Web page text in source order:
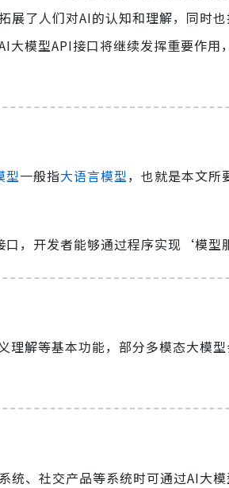
展了人们对AI的认知和理解，同时
大模型API接口将继续发挥重要作用
型一般指大语言模型，也就是本文所
，开发者能够通过程序实现‘模型
理解等基本功能，部分多模态大模型
统、社交产品等系统时可通过AI大